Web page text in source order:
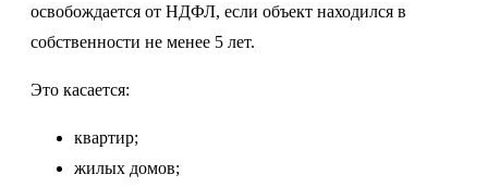
освобождается от НДФЛ, если объект находился в
собственности не менее 5 лет.
Это касается:
квартир;
жилых домов;